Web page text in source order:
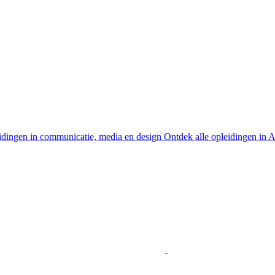
in communicatie, media en design Ontdek alle opleidingen in